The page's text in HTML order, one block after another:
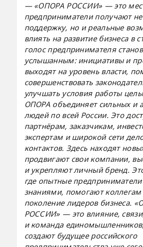
— «ОПОРА РОССИИ» — это
предприниматели получают
поддержку, но и реальные
влиять на развитие бизнеса в
голос предпринимателя
услышанным: инициативы и
выходят на уровень власти,
совершенствовать
улучшать условия работы
ОПОРА объединяет сильных и
людей по всей России. Это
партнёрам, заказчикам,
экспертам и широкой сети
контактов. Здесь находят
продвигают свои компании,
и укрепляют личный бренд.
где опытные предприниматели
знаниями, помогают коллегам
поколение лидеров бизнеса.
РОССИИ» — это влияние,
и команда
создают будущее российского